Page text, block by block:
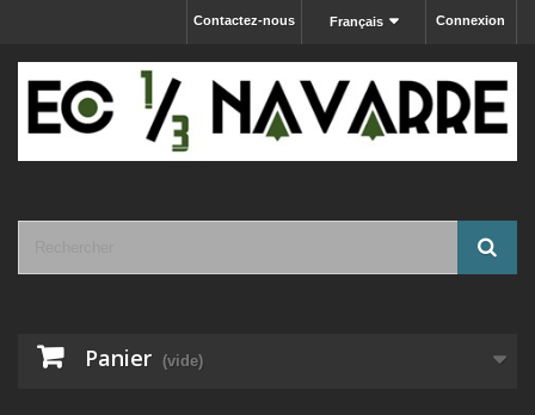
Connexion
Français
Contactez-nous
Panier (vide)